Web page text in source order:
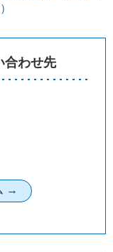
合わせ先